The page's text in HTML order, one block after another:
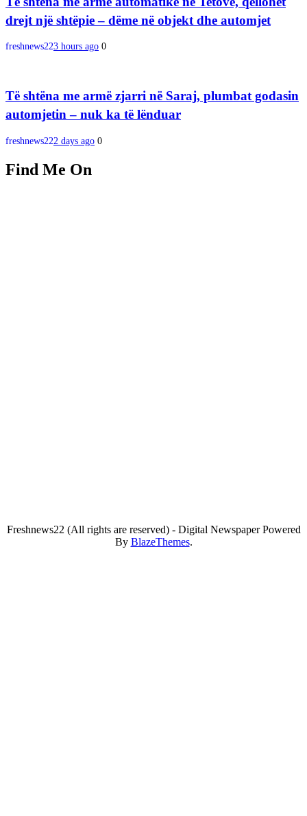
drejt një shtëpie – dëme në objekt dhe automjet
freshnews223 hours ago 0
Të shtëna me armë zjarri në Saraj, plumbat godasin
automjetin – nuk ka të lënduar
freshnews222 days ago 0
Find Me On
Freshnews22 (All rights are reserved) - Digital Newspaper Powered
By BlazeThemes.